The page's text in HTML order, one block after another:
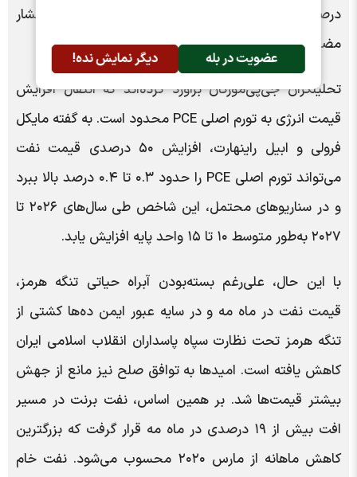
عضویت در بله دیگر نمایش نده!
درصدی قیمت بنزین در آمریکا از زمان آغاز درگیری‌ها، فشار
مضاعفی بر هزینه‌های مصرف‌کنندگان وارد کرده است.
تحلیلگران جی‌پی‌مورگان برآورد کرده‌اند که انتقال افزایش
قیمت انرژی به تورم اصلی PCE محدود است. به گفته مایکل
فرولی و ابیل راینهارت، افزایش ۵۰ درصدی قیمت نفت
می‌تواند تورم اصلی PCE را حدود ۰.۳ تا ۰.۴ درصد بالا ببرد
و در سناریوهای محتمل، این شاخص طی سال‌های ۲۰۲۶ تا
۲۰۲۷ به‌طور متوسط ۱۰ تا ۱۵ واحد پایه افزایش یابد.
با این حال، علی‌رغم بسته‌بودن آبراه حیاتی تنگه هرمز،
قیمت نفت در ماه مه و در سایه عبور ایمن ده‌ها کشتی از
تنگه هرمز تحت نظارت سپاه پاسداران انقلاب اسلامی ایران
کاهش یافته است. امیدها به توافق صلح نیز مانع از جهش
بیشتر قیمت‌ها شد. بر همین اساس، نفت برنت در مسیر
افت بیش از ۱۹ درصدی در ماه مه قرار گرفت که بزرگترین
کاهش ماهانه از مارس ۲۰۲۰ محسوب می‌شود. نفت خام